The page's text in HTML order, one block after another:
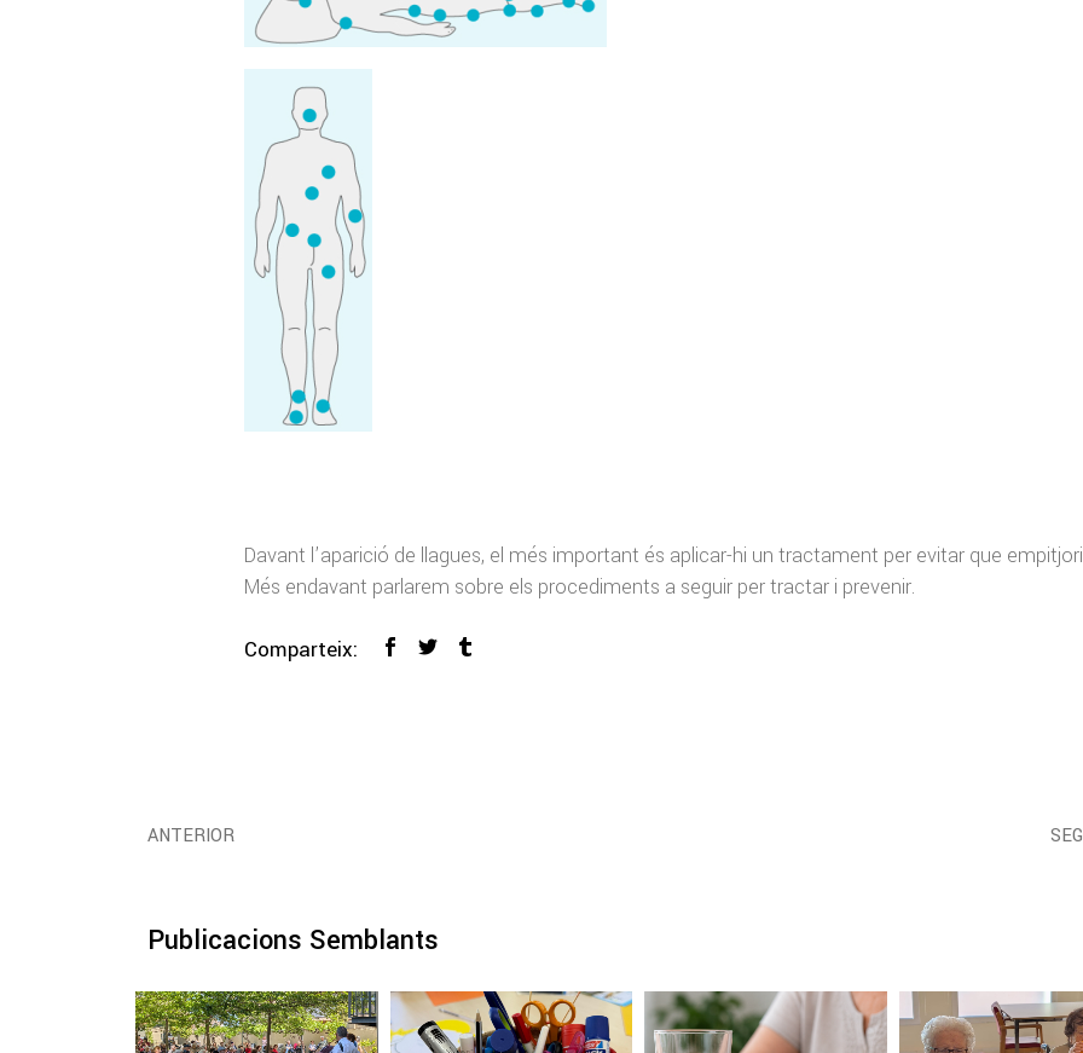
Davant l’aparició de llagues, el més important és aplicar-hi un tractament per evitar que
Més endavant parlarem sobre els procediments a seguir per tractar i prevenir.
Comparteix:
ANTERIOR
Publicacions Semblants